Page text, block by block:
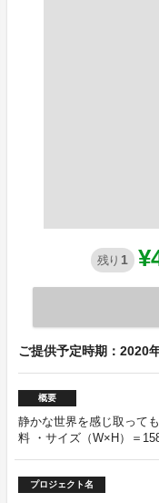
残り 1
ご提供予定時期：2020
概要
静かな世界を感じ取って
料 ・サイズ（W×H）＝
プロジェクト名